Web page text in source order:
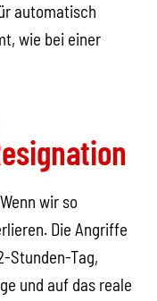
automatisch
wie bei einer
wir so
Die Angriffe
Stunden-Tag,
und auf das reale